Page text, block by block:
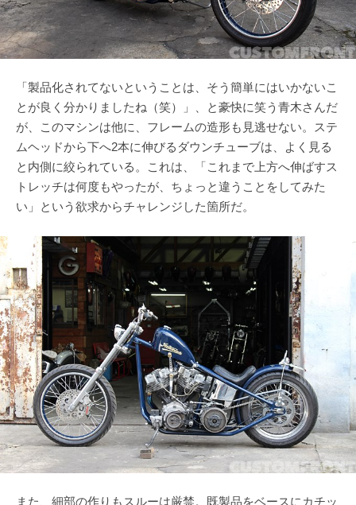
「製品化されてないということは、そう簡単にはいかないこ
とが良く分かりましたね（笑）」、と豪快に笑う青木さんだ
が、このマシンは他に、フレームの造形も見逃せない。ステ
ムヘッドから下へ2本に伸びるダウンチューブは、よく見る
と内側に絞られている。これは、「これまで上方へ伸ばすス
トレッチは何度もやったが、ちょっと違うことをしてみた
い」という欲求からチャレンジした箇所だ。
また、細部の作りもスルーは厳禁。既製品をベースにカチッ